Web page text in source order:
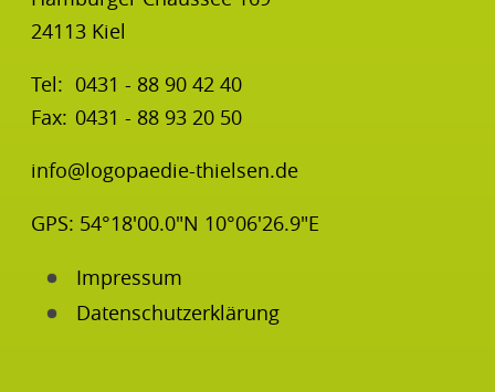
24113 Kiel
Tel: 0431 - 88 90 42 40
Fax: 0431 - 88 93 20 50
info@logopaedie-thielsen.de
GPS: 54°18'00.0"N 10°06'26.9"E
Impressum
Datenschutzerklärung